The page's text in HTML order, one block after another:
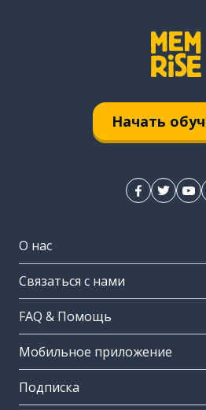
Начать
О нас
Связаться с нами
FAQ & Помощь
Мобильное приложение
Подписка